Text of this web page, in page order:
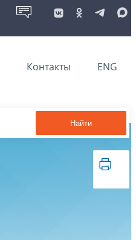
Контакты ENG
Найти